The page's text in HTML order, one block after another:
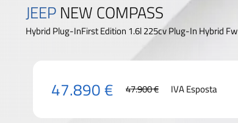
JEEP NEW COMPASS
Hybrid Plug-InFirst Edition 1.6l 225cv Plug-In Hybrid Fw
47.890 € 47.900 € IVA Esposta